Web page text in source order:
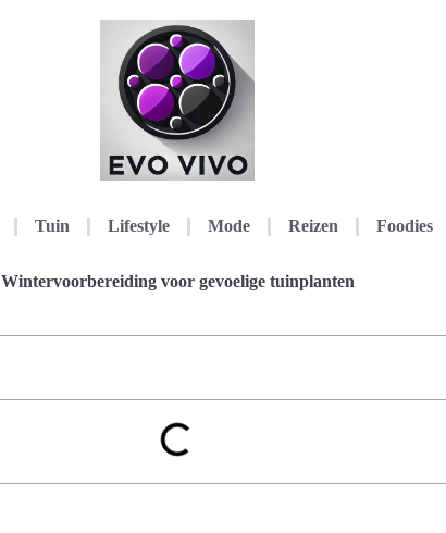
Tuin Lifestyle Mode Reizen Foodies
Wintervoorbereiding voor gevoelige tuinplanten